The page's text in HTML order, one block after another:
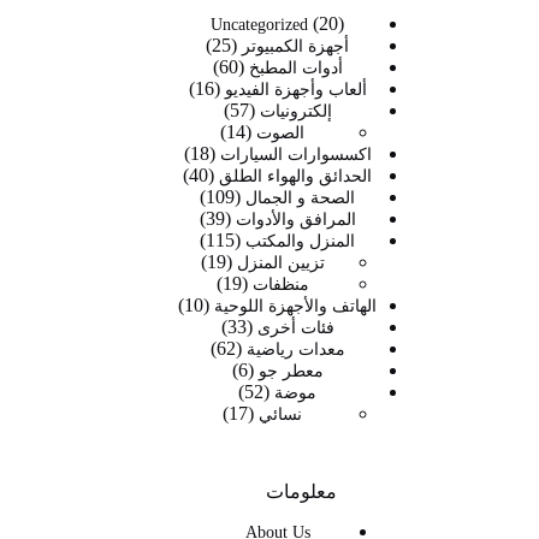
Uncategorized 20
20
منتج
أجهزة الكمبيوتر 25
25
منتج
أدوات المطبخ 60
60
منتج ألعاب وأجهزة الفيديو 16
16
إلكترونيات 57
57
منتج
الصوت 14
14
منتجاكسسوارات السيارات 18
18
منتج
الحدائق والهواء الطلق 40
40
الصحة و الجمال 109
109
منتجات
المرافق والأدوات 39
39
منتج
المنزل والمكتب 115
115
منتج
تزيين المنزل 19
19
منظفات 19
19
منتجالهاتف والأجهزة اللوحية 10
10
فئات أخرى 33
33
منتج
معدات رياضية 62
62
معطر جو 6
6
منتجات
موضة 52
52
منتج
نسائي 17
17
معلومات
About Us